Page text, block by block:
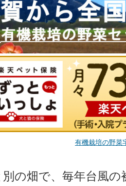
有機栽培の野菜
の畑で、毎年台風の